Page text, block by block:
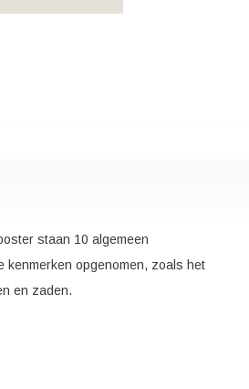
staan 10 algemeen
kenmerken opgenomen, zoals het
en zaden.